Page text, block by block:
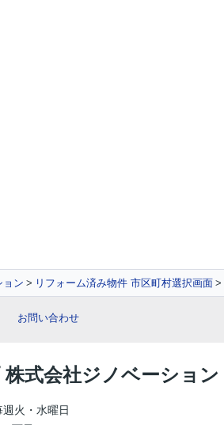
ン リフォーム済み物件 市区町村選択画面
お問い合わせ
式会社ジノベーション
週火・水曜日